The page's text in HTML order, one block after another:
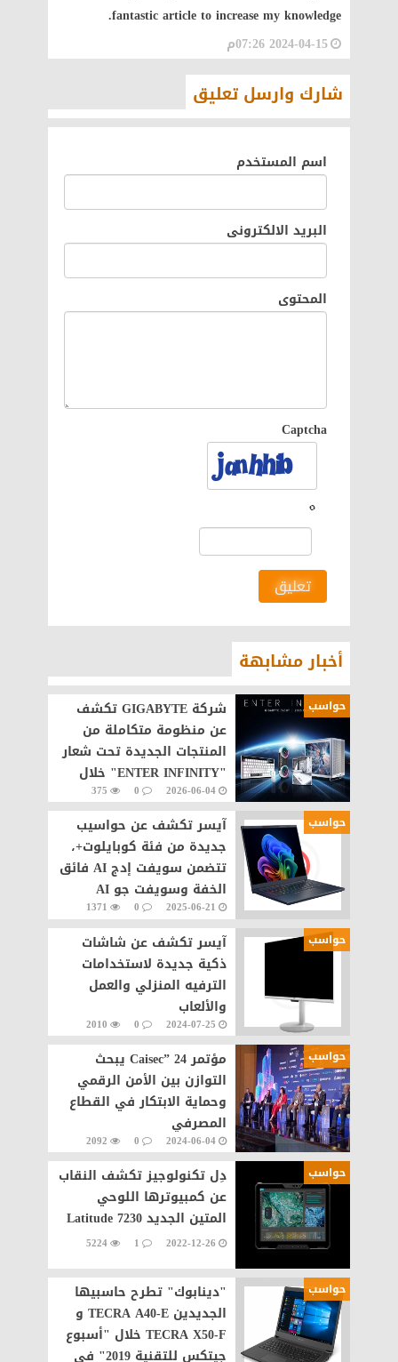
fantastic article to increase my knowledge.
2024-04-15 07:26م
شارك وارسل تعليق
اسم المستخدم
البريد الالكترونى
المحتوى
Captcha
تعليق
أخبار مشابهة
حواسب
شركة GIGABYTE تكشف
عن منظومة متكاملة من
المنتجات الجديدة تحت شعار
"ENTER INFINITY" خلال
COMPUTEX 2026
2026-06-04
0
375
حواسب
آيسر تكشف عن حواسيب
جديدة من فئة كوبايلوت+،
تتضمن سويفت إدج AI فائق
الخفة وسويفت جو AI
2025-06-21
0
1371
حواسب
آيسر تكشف عن شاشات
ذكية جديدة لاستخدامات
الترفيه المنزلي والعمل
والألعاب
2024-07-25
0
2010
حواسب
مؤتمر Caisec” 24 يبحث
التوازن بين الأمن الرقمي
وحماية الابتكار في القطاع
المصرفي
2024-06-04
0
2092
حواسب
دِل تكنولوجيز تكشف النقاب
عن كمبيوترها اللوحي
المتين الجديد Latitude 7230
2022-12-26
1
5224
حواسب
"دينابوك" تطرح حاسبيها
الجديدين TECRA A40-E و
TECRA X50-F خلال "أسبوع
جيتكس للتقنية 2019" في